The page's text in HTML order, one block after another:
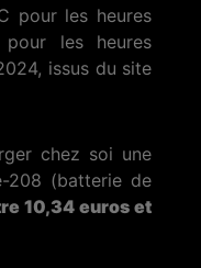
pour les heures
les heures
issus du site
chez soi une
208 (batterie de
10,34 euros et